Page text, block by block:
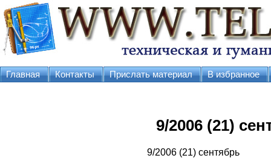
Главная Контакты Прислать материал В избранное
9/2006 (21)
9/2006 (21) сентябрь